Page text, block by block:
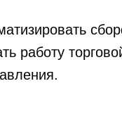
работу